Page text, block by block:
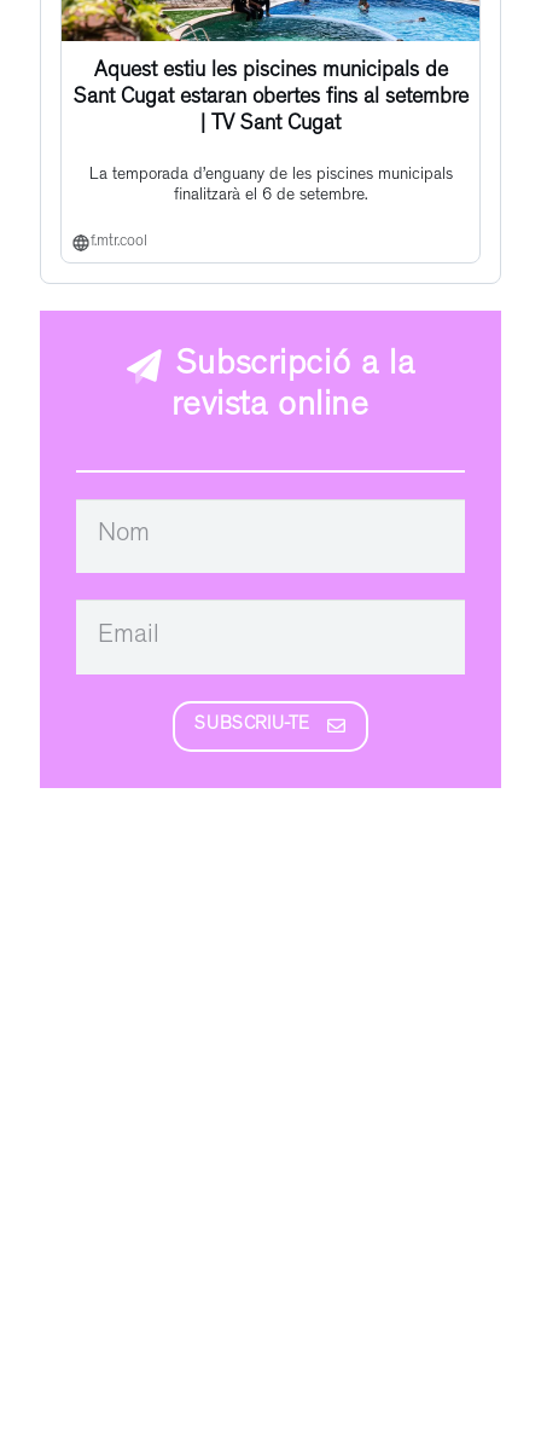
Aquest estiu les piscines municipals de
Sant Cugat estaran obertes fins al setembre
| TV Sant Cugat
La temporada d’enguany de les piscines municipals
finalitzarà el 6 de setembre.
f.mtr.cool
Subscripció a la
revista online
SUBSCRIU-TE